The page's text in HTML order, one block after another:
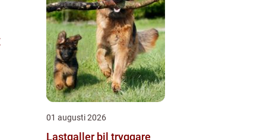
01 augusti 2026
Lastgaller bil tryggare